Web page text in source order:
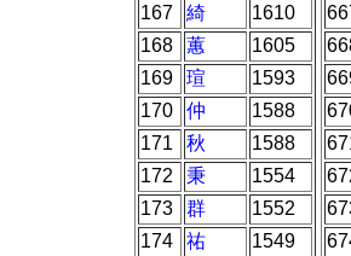
167
綺
1610
168
蕙
1605
169
瑄
1593
170
仲
1588
171
秋
1588
172
秉
1554
173
群
1552
174
祐
1549